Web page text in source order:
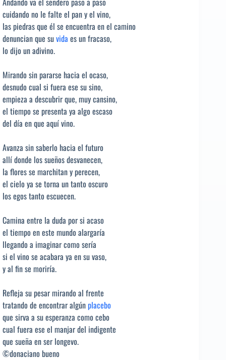
cuidando no le falte el pan y el vino,
las piedras que él se encuentra en el camino
denuncian que suvida es un fracaso,
lo dijo un adivino.
Mirando sin pararse hacia el ocaso,
desnudo cual si fuera ese su sino,
empieza a descubrir que, muy cansino,
el tiempo se presenta ya algo escaso
del día en que aquí vino.
Avanza sin saberlo hacia el futuro
allí donde los sueños desvanecen,
la flores se marchitan y perecen,
el cielo ya se torna un tanto oscuro
los egos tanto escuecen.
Camina entre la duda por si acaso
el tiempo en este mundo alargaría
llegando a imaginar como sería
si el vino se acabara ya en su vaso,
y al fin se moriría.
Refleja su pesar mirando al frente
tratando de encontrar algúnplacebo
que sirva a su esperanza como cebo
cual fuera ese el manjar del indigente
que sueña en ser longevo.
©donaciano bueno